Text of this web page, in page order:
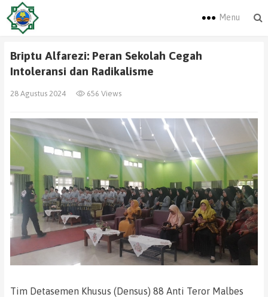
Menu
Briptu Alfarezi: Peran Sekolah Cegah
Intoleransi dan Radikalisme
28 Agustus 2024 656 Views
Tim Detasemen Khusus (Densus) 88 Anti Teror Malbes